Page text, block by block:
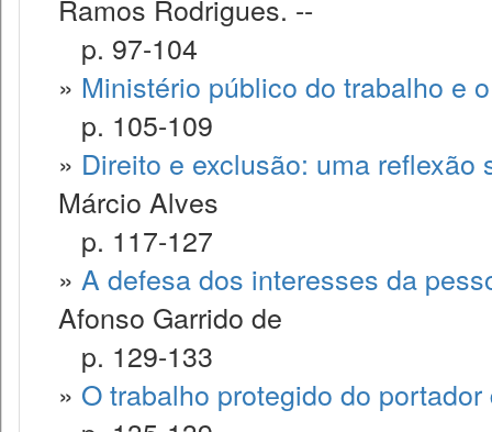
Ramos Rodrigues. --
p. 97-104
» Ministério público do trabalho e
p. 105-109
» Direito e exclusão: uma
Márcio Alves
p. 117-127
» A defesa dos interesses da
Afonso Garrido de
p. 129-133
» O trabalho protegido do